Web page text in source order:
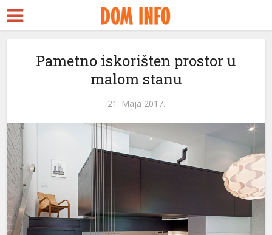
Pametno iskorišten prostor u
malom stanu
21. Maja 2017.